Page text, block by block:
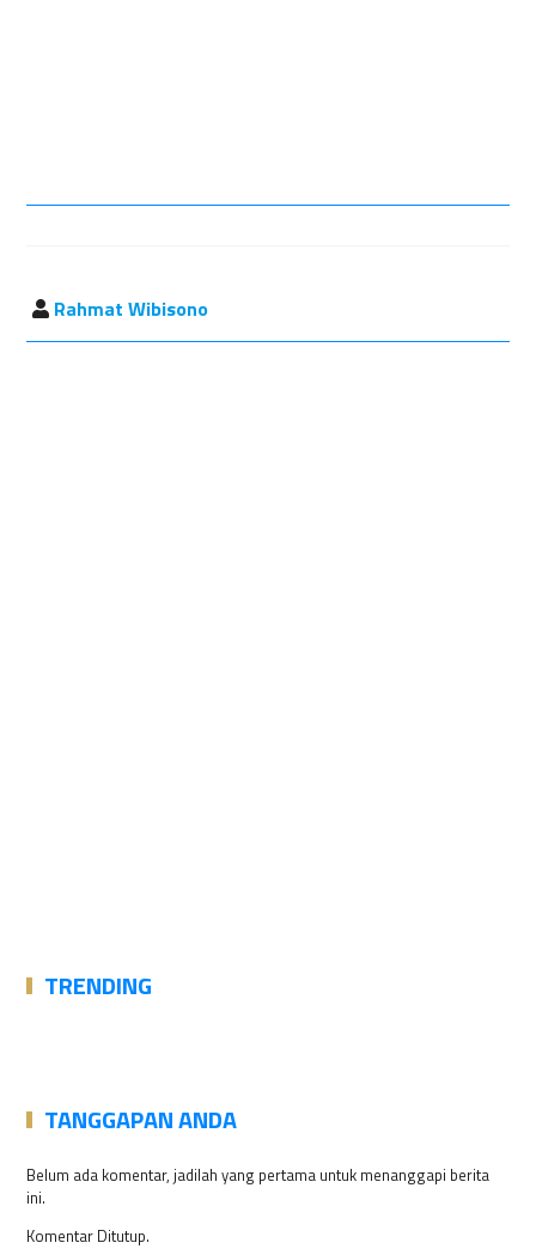
Rahmat Wibisono
TRENDING
TANGGAPAN ANDA
Belum ada komentar, jadilah yang pertama untuk menanggapi berita
ini.
Komentar Ditutup.